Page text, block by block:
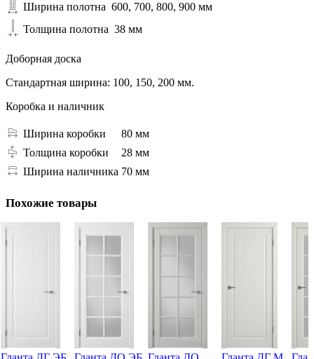
Ширина полотна 600, 700, 800, 900 мм
Толщина полотна 38 мм
Доборная доска
Стандартная ширина: 100, 150, 200 мм.
Коробка и наличник
Ширина коробки
80 мм
Толщина коробки
28 мм
Ширина наличника 70 мм
Похожие товары